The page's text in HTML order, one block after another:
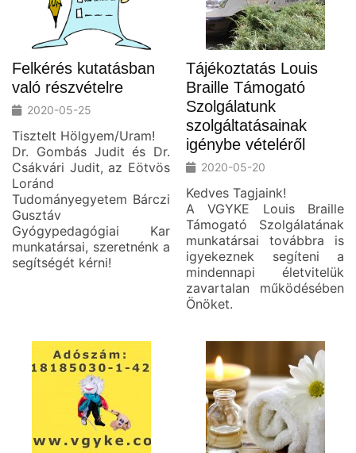
Felkérés kutatásban
való részvételre
2020-05-25
Tisztelt Hölgyem/Uram!
Dr. Gombás Judit és Dr.
Csákvári Judit, az Eötvös
Loránd
Tudományegyetem Bárczi
Gusztáv
Gyógypedagógiai Kar
munkatársai, szeretnénk a
segítségét kérni!
Tájékoztatás Louis
Braille Támogató
Szolgálatunk
szolgáltatásainak
igénybe vételéről
2020-05-20
Kedves Tagjaink!
A VGYKE Louis Braille
Támogató Szolgálatának
munkatársai továbbra is
igyekeznek segíteni a
mindennapi életvitelük
zavartalan működésében
Önöket.